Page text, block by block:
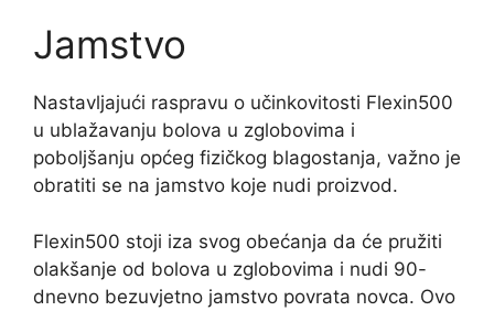
Jamstvo
Nastavljajući raspravu o učinkovitosti Flexin500
u ublažavanju bolova u zglobovima i
poboljšanju općeg fizičkog blagostanja, važno je
obratiti se na jamstvo koje nudi proizvod.
Flexin500 stoji iza svog obećanja da će pružiti
olakšanje od bolova u zglobovima i nudi 90-
dnevno bezuvjetno jamstvo povrata novca. Ovo